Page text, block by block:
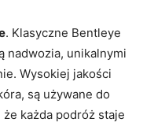
. Klasyczne ‍Bentleye
nadwozia, unikalnymi
Wysokiej ⁢jakości
są używane do
każda⁢ podróż staje